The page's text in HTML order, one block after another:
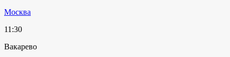
Москва
11:30
Вакарево